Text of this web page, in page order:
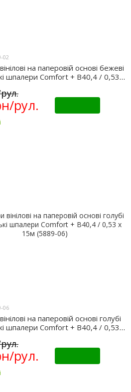
02
на паперовій основі бежеві
шпалери Comfort + В40,4 / 0,53 х
рул.
06
на паперовій основі голубі
шпалери Comfort + В40,4 / 0,53 х
рул.